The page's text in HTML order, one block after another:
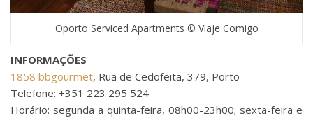
Oporto Serviced Apartments © Viaje Comigo
INFORMAÇÕES
1858 bbgourmet, Rua de Cedofeita, 379, Porto
Telefone: +351 223 295 524
Horário: segunda a quinta-feira, 08h00-23h00; sexta-feira e